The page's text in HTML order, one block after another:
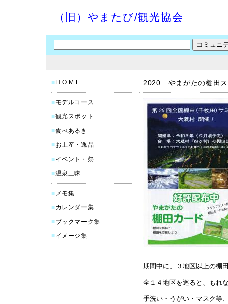
（旧）やまたび/観光協会
■ H O M E
■モデルコース
■観光スポット
■食べあるき
■お土産・逸品
■イベント・祭
■温泉三昧
■ メモ集
■カレンダー集
■ブックマーク集
■イメージ集
2020 やまがたの棚田
期間中に、３地区以上の棚
全１４地区を巡ると、もれ
手洗い・うがい・マスク等